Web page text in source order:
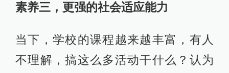
素养三，更强的社会适应能力
当下，学校的课程越来越丰富，有人
不理解，搞这么多活动干什么？认为